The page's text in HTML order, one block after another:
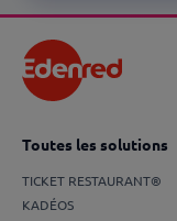
Toutes les solutions
TICKET RESTAURANT®
KADÉOS